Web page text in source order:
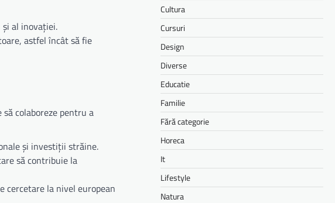
al inovației.
astfel încât să fie
colaboreze pentru a
și investiții străine.
să contribuie la
cercetare la nivel european
Cultura
Cursuri
Design
Diverse
Educatie
Familie
Fără categorie
Horeca
It
Lifestyle
Natura